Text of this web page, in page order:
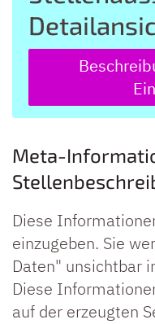
Meta-
Diese
einzugeben. Sie
Daten" unsichtbar
Diese
auf der erzeugten